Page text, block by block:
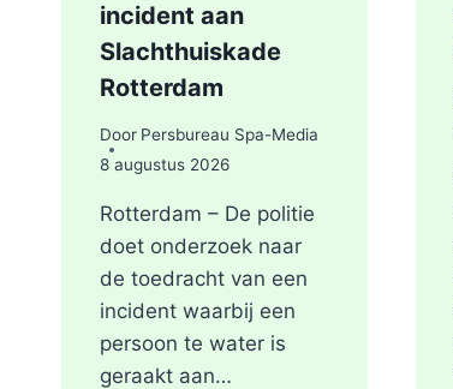
incident aan
Slachthuiskade
Rotterdam
Door Persbureau Spa-Media
8 augustus 2026
Rotterdam – De politie
doet onderzoek naar
de toedracht van een
incident waarbij een
persoon te water is
geraakt aan…